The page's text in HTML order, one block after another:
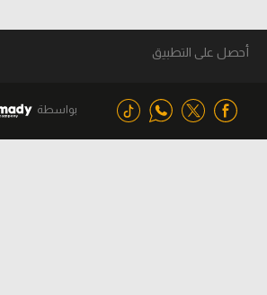
أحصل على التطبيق
بواسطة